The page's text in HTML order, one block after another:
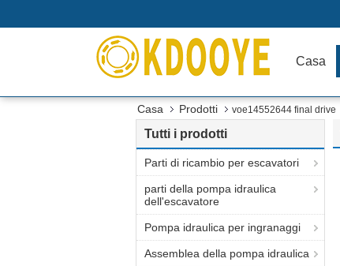
Casa
Casa Prodotti voe14552644 final drive
Tutti i prodotti
Parti di ricambio per escavatori
parti della pompa idraulica
dell'escavatore
Pompa idraulica per ingranaggi
Assemblea della pompa idraulica